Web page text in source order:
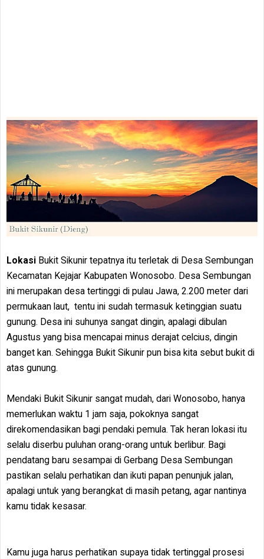
Lokasi Bukit Sikunir tepatnya itu terletak di Desa Sembungan
Kecamatan Kejajar Kabupaten Wonosobo. Desa Sembungan
ini merupakan desa tertinggi di pulau Jawa, 2.200 meter dari
permukaan laut, tentu ini sudah termasuk ketinggian suatu
gunung. Desa ini suhunya sangat dingin, apalagi dibulan
Agustus yang bisa mencapai minus derajat celcius, dingin
banget kan. Sehingga Bukit Sikunir pun bisa kita sebut bukit di
atas gunung.
Mendaki Bukit Sikunir sangat mudah, dari Wonosobo, hanya
memerlukan waktu 1 jam saja, pokoknya sangat
direkomendasikan bagi pendaki pemula. Tak heran lokasi itu
selalu diserbu puluhan orang-orang untuk berlibur. Bagi
pendatang baru sesampai di Gerbang Desa Sembungan
pastikan selalu perhatikan dan ikuti papan penunjuk jalan,
apalagi untuk yang berangkat di masih petang, agar nantinya
kamu tidak kesasar.
Kamu juga harus perhatikan supaya tidak tertinggal prosesi